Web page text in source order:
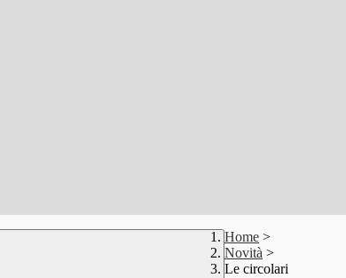
Home >
Novità >
Le circolari